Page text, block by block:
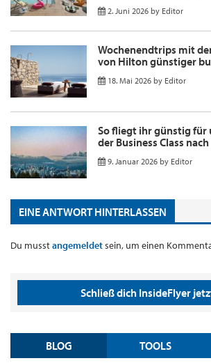
2. Juni 2026 by Editor
Wochenendtrips mit
von Hilton günstiger
18. Mai 2026 by Editor
So fliegt ihr günstig für
der Business Class
9. Januar 2026 by Editor
EINE ANTWORT HINTERLASSEN
Du musstangemeldetsein, um einen
Schließ dich InsideFlyer
BLOG TOOLS